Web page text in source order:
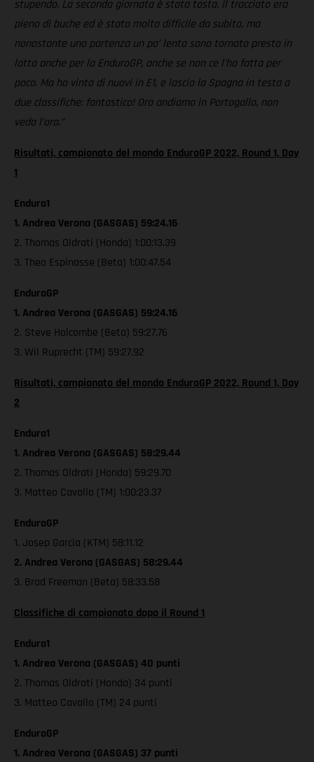
stupendo. La seconda giornata è stata tosta. Il tracciato era
pieno di buche ed è stato molto difficile da subito, ma
nonostante una partenza un po’ lenta sono tornato presto in
lotta anche per la EnduroGP, anche se non ce l’ho fatta per
poco. Ma ho vinto di nuovi in E1, e lascio la Spagna in testa a
due classifiche: fantastico! Ora andiamo in Portogallo, non
vedo l’ora.”
Risultati, campionato del mondo EnduroGP 2022, Round 1, Day
1
Enduro1
1. Andrea Verona (GASGAS) 59:24.16
2. Thomas Oldrati (Honda) 1:00:13.39
3. Theo Espinasse (Beta) 1:00:47.54
EnduroGP
1. Andrea Verona (GASGAS) 59:24.16
2. Steve Holcombe (Beta) 59:27.76
3. Wil Ruprecht (TM) 59:27.92
Risultati, campionato del mondo EnduroGP 2022, Round 1, Day
2
Enduro1
1. Andrea Verona (GASGAS) 58:29.44
2. Thomas Oldrati (Honda) 59:29.70
3. Matteo Cavallo (TM) 1:00:23.37
EnduroGP
1. Josep Garcia (KTM) 58:11.12
2. Andrea Verona (GASGAS) 58:29.44
3. Brad Freeman (Beta) 58:33.58
Classifiche di campionato dopo il Round 1
Enduro1
1. Andrea Verona (GASGAS) 40 punti
2. Thomas Oldrati (Honda) 34 punti
3. Matteo Cavallo (TM) 24 punti
EnduroGP
1. Andrea Verona (GASGAS) 37 punti